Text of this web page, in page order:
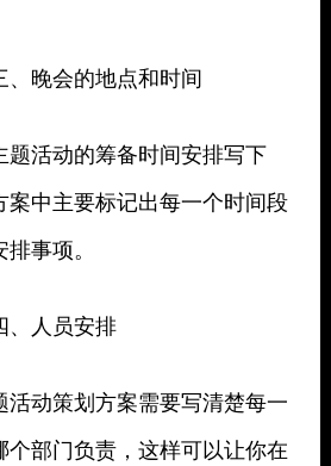
、晚会的地点和时间
题活动的筹备时间安排写下
案中主要标记出每一个时间段
事项。
、人员安排
动策划方案需要写清楚每一
部门负责，这样可以让你在